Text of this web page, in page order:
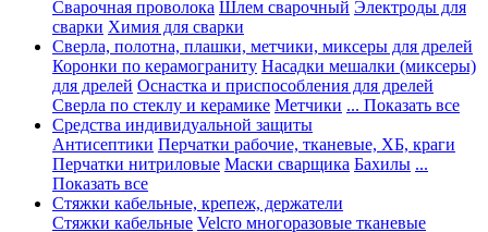
Сварочная проволока Шлем сварочный Электроды для
сварки Химия для сварки
Сверла, полотна, плашки, метчики, миксеры для дрелей
Коронки по керамограниту Насадки мешалки (миксеры)
для дрелей Оснастка и приспособления для дрелей
Сверла по стеклу и керамике Метчики ... Показать все
Средства индивидуальной защиты
Антисептики Перчатки рабочие, тканевые, ХБ, краги
Перчатки нитриловые Маски сварщика Бахилы ...
Показать все
Стяжки кабельные, крепеж, держатели
Стяжки кабельные Velcro многоразовые тканевые